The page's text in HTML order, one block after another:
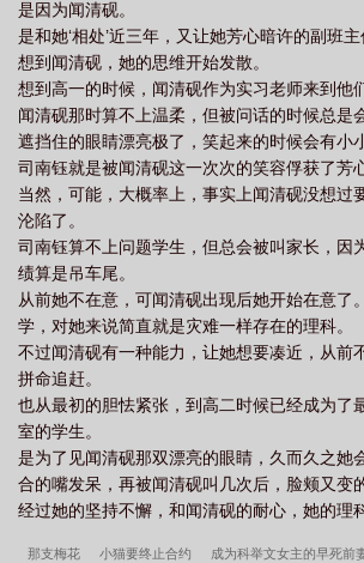
离婚？！司南钰心中震撼。抢过离婚协议书就
离、不离！这婚狗都不离！”====《回到和深柜
====文案暂定：薛尔白觉得——她是有点运气
么可能一觉醒来回到了结婚当天？民政局门口
梅妻子站在身侧，模样疏离又客气。“我接下来
是一周见一次，有事微信...”薛尔白却警铃大作
强，家里破产的时候薛尔白都不是从她嘴里听
起，撮合薛尔白娶她。爱而不得的薛尔白也算
婚书后，连靠近季梧笙都不敢生怕她发现自己
前最火热的音乐剧演员，季梧笙身价不低，婚
作。甚至接受了女女合租综艺邀约！也是这次
暴，意识消沉了好长一段时间。直到一年多后
心里话：“薛尔白，我都没跟你好好谈过恋爱！
了！现在怎么可以重蹈覆辙！！！“老婆，不可
疑惑：“？”所以她要怎么告诉季梧笙，接了这
暴？文案2网暴的原因无非就是——季梧笙孤傲
这样，她深爱的妻子不过就是太i，深柜！并且
况，那部女女综艺是打着合租的幌子谈恋爱，
啊！她老婆能有什么错？非把人逼到委屈的在
嘛！薛尔白化身宠妻狂魔，带资进组强势进入
到她，眼睛都亮了。就说了她老婆全世界最可
是因为闻清砚。
是和她‘相处’近三年，又让她芳心暗许的副班主
想到闻清砚，她的思维开始发散。
想到高一的时候，闻清砚作为实习老师来到他
闻清砚那时算不上温柔，但被问话的时候总是
遮挡住的眼睛漂亮极了，笑起来的时候会有小
司南钰就是被闻清砚这一次次的笑容俘获了芳心
当然，可能，大概率上，事实上闻清砚没想过
沦陷了。
司南钰算不上问题学生，但总会被叫家长，因
绩算是吊车尾。
从前她不在意，可闻清砚出现后她开始在意了
学，对她来说简直就是灾难一样存在的理科。
不过闻清砚有一种能力，让她想要凑近，从前
拼命追赶。
也从最初的胆怯紧张，到高二时候已经成为了
室的学生。
是为了见闻清砚那双漂亮的眼睛，久而久之她
合的嘴发呆，再被闻清砚叫几次后，脸颊又变
经过她的坚持不懈，和闻清砚的耐心，她的理
那支梅花 小猫要终止合约 成为科举文女主的早死前